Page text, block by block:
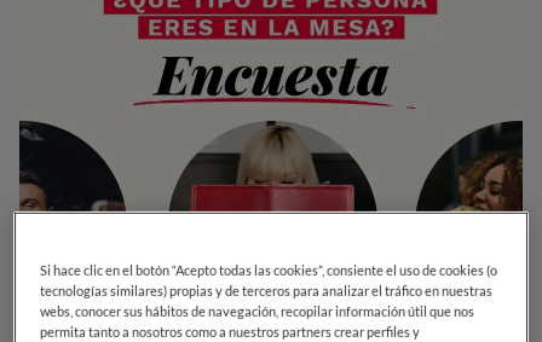
Si hace clic en el botón “Acepto todas las cookies”, consiente el uso de cookies (o
tecnologías similares) propias y de terceros para analizar el tráfico en nuestras
webs, conocer sus hábitos de navegación, recopilar información útil que nos
permita tanto a nosotros como a nuestros partners crear perfiles y